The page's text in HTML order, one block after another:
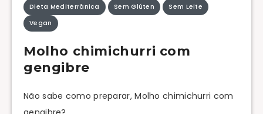
Dieta Mediterrânica Sem Glúten
Sem Leite
Vegan
Molho chimichurri com
gengibre
Não sabe como preparar, Molho chimichurri com